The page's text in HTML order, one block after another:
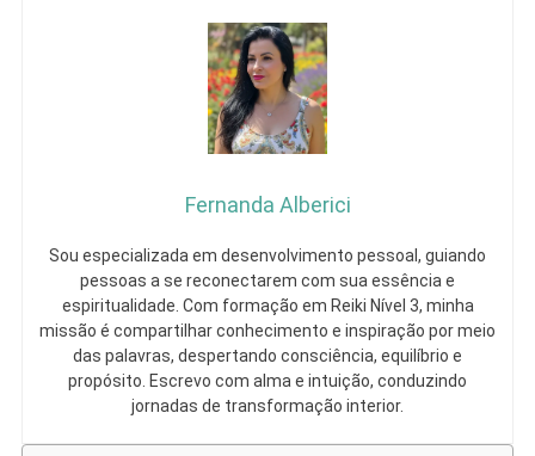
Fernanda Alberici
Sou especializada em desenvolvimento pessoal, guiando
pessoas a se reconectarem com sua essência e
espiritualidade. Com formação em Reiki Nível 3, minha
missão é compartilhar conhecimento e inspiração por meio
das palavras, despertando consciência, equilíbrio e
propósito. Escrevo com alma e intuição, conduzindo
jornadas de transformação interior.